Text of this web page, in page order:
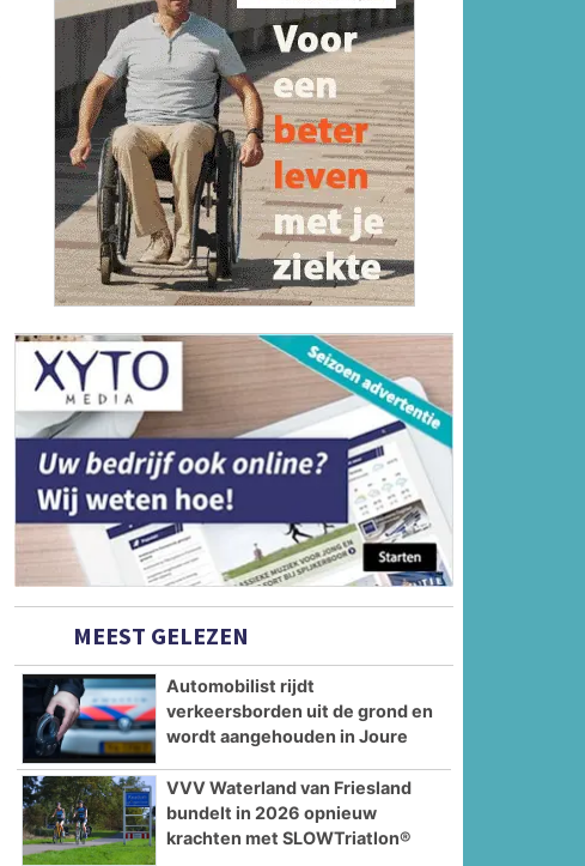
MEEST GELEZEN
Automobilist rijdt
verkeersborden uit de grond en
wordt aangehouden in Joure
VVV Waterland van Friesland
bundelt in 2026 opnieuw
krachten met SLOWTriatlon®